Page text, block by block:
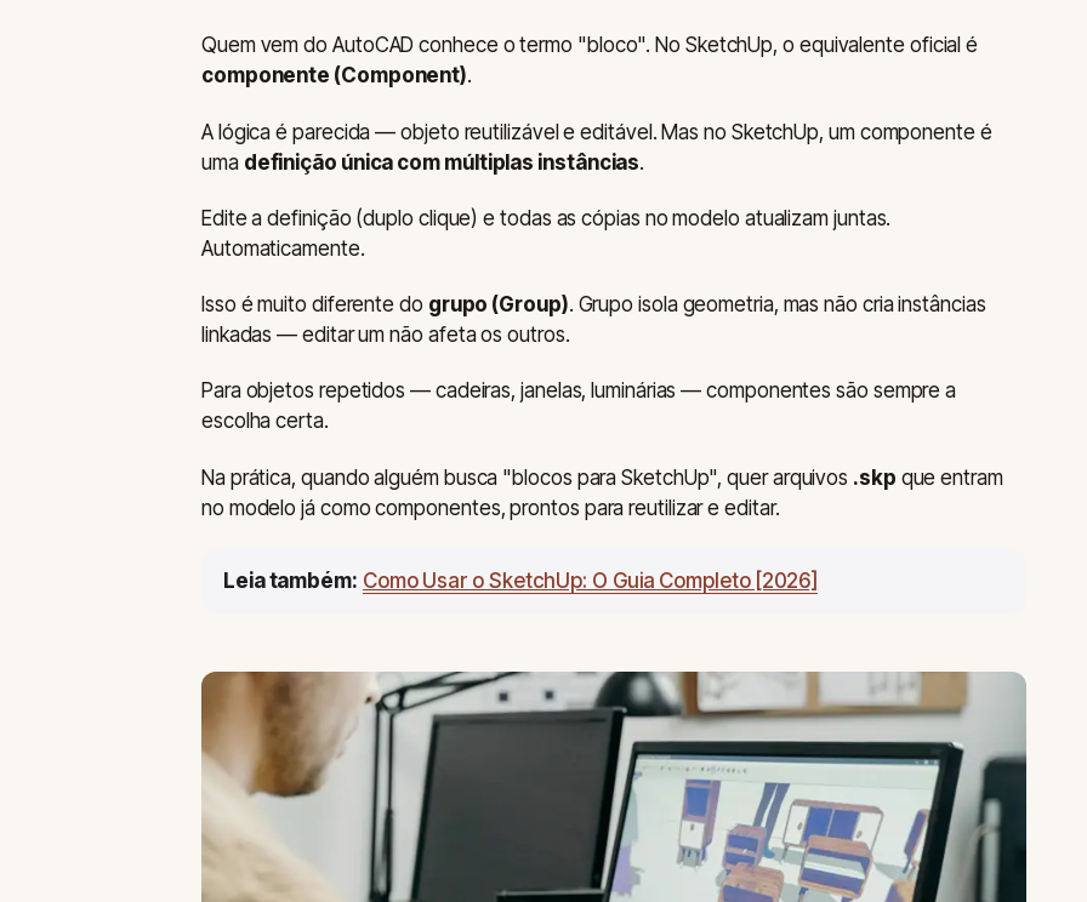
Quem vem do AutoCAD conhece o termo "bloco". No SketchUp, o equivalente oficial é
componente (Component).
A lógica é parecida — objeto reutilizável e editável. Mas no SketchUp, um componente é
uma definição única com múltiplas instâncias.
Edite a definição (duplo clique) e todas as cópias no modelo atualizam juntas.
Automaticamente.
Isso é muito diferente do grupo (Group). Grupo isola geometria, mas não cria instâncias
linkadas — editar um não afeta os outros.
Para objetos repetidos — cadeiras, janelas, luminárias — componentes são sempre a
escolha certa.
Na prática, quando alguém busca "blocos para SketchUp", quer arquivos .skp que entram
no modelo já como componentes, prontos para reutilizar e editar.
Leia também: Como Usar o SketchUp: O Guia Completo [2026]